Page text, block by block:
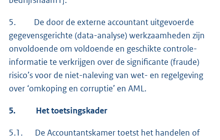
5. De door de externe accountant uitgevoerde
gegevensgerichte (data-analyse) werkzaamheden zijn
onvoldoende om voldoende en geschikte controle-
informatie te verkrijgen over de significante (fraude)
risico’s voor de niet-naleving van wet- en regelgeving
over ‘omkoping en corruptie’ en AML.
5. Het toetsingskader
5.1. De Accountantskamer toetst het handelen of